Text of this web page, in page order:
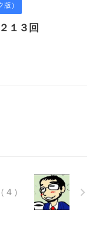
）
１３回
）